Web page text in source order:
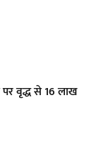
वृद्ध से 16 लाख